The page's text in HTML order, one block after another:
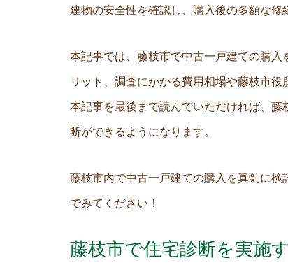
建物の安全性を確認し、購入後の多額な修
本記事では、藤枝市で中古一戸建ての購
リット、調査にかかる費用相場や藤枝市
本記事を最後まで読んでいただければ、
断ができるようになります。
藤枝市内で中古一戸建ての購入を真剣に
でみてください！
藤枝市で住宅診断を実施